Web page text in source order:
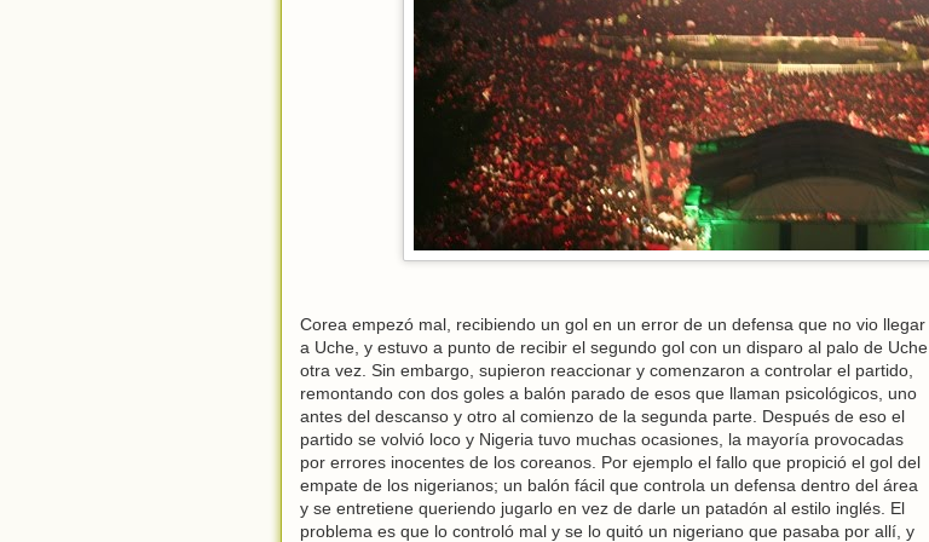
Corea empezó mal, recibiendo un gol en un error de un defensa que no vio llegar
a Uche, y estuvo a punto de recibir el segundo gol con un disparo al palo de Uche
otra vez. Sin embargo, supieron reaccionar y comenzaron a controlar el partido,
remontando con dos goles a balón parado de esos que llaman psicológicos, uno
antes del descanso y otro al comienzo de la segunda parte. Después de eso el
partido se volvió loco y Nigeria tuvo muchas ocasiones, la mayoría provocadas
por errores inocentes de los coreanos. Por ejemplo el fallo que propició el gol del
empate de los nigerianos; un balón fácil que controla un defensa dentro del área
y se entretiene queriendo jugarlo en vez de darle un patadón al estilo inglés. El
problema es que lo controló mal y se lo quitó un nigeriano que pasaba por allí, y